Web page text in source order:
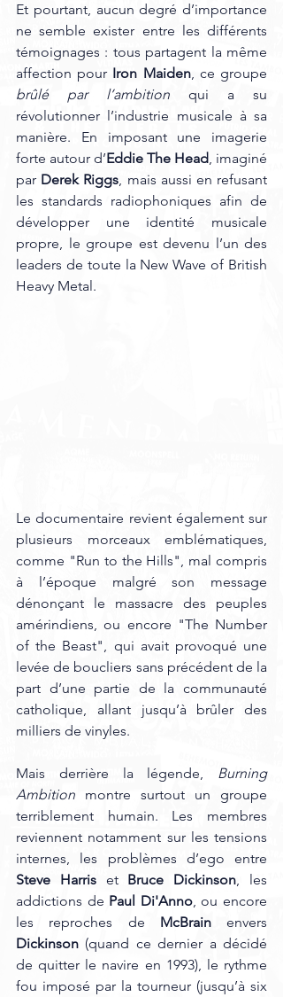
Et pourtant, aucun degré d’importance
ne semble exister entre les différents
témoignages : tous partagent la même
affection pour Iron Maiden, ce groupe
brûlé par l’ambition qui a su
révolutionner l’industrie musicale à sa
manière. En imposant une imagerie
forte autour d’Eddie The Head, imaginé
par Derek Riggs, mais aussi en refusant
les standards radiophoniques afin de
développer une identité musicale
propre, le groupe est devenu l’un des
leaders de toute la New Wave of British
Heavy Metal.
Le documentaire revient également sur
plusieurs morceaux emblématiques,
comme "Run to the Hills", mal compris
à l’époque malgré son message
dénonçant le massacre des peuples
amérindiens, ou encore "The Number
of the Beast", qui avait provoqué une
levée de boucliers sans précédent de la
part d’une partie de la communauté
catholique, allant jusqu’à brûler des
milliers de vinyles.
Mais derrière la légende, Burning
Ambition montre surtout un groupe
terriblement humain. Les membres
reviennent notamment sur les tensions
Steve Harris et Bruce Dickinson, les
addictions de Paul Di'Anno, ou encore
les reproches de McBrain
Dickinson (quand ce dernier a décidé
de quitter le navire en 1993), le rythme
fou imposé par la tourneur (jusqu’à six